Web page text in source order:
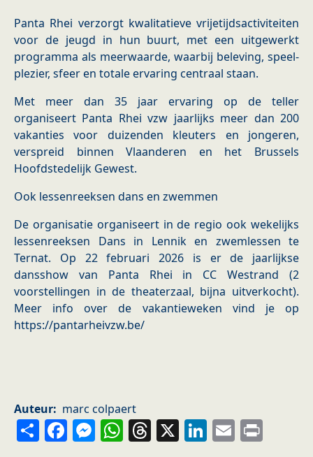
Panta Rhei verzorgt kwalitatieve vrijetijdsactiviteiten
voor de jeugd in hun buurt, met een uitgewerkt
programma als meerwaarde, waarbij beleving, speel-
plezier, sfeer en totale ervaring centraal staan.
Met meer dan 35 jaar ervaring op de teller
organiseert Panta Rhei vzw jaarlijks meer dan 200
vakanties voor duizenden kleuters en jongeren,
verspreid binnen Vlaanderen en het Brussels
Hoofdstedelijk Gewest.
Ook lessenreeksen dans en zwemmen
De organisatie organiseert in de regio ook wekelijks
lessenreeksen Dans in Lennik en zwemlessen te
Ternat. Op 22 februari 2026 is er de jaarlijkse
dansshow van Panta Rhei in CC Westrand (2
voorstellingen in de theaterzaal, bijna uitverkocht).
Meer info over de vakantieweken vind je op
https://pantarheivzw.be/
Auteur marc colpaert
ShareFacebook
Messenger
WhatsApp
Threads
X LinkedIn
Email